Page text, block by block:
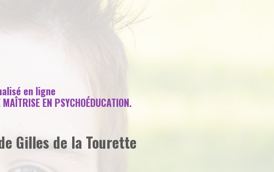
en ligne
EN PSYCHOÉDUCATION.
Gilles de la Tourette